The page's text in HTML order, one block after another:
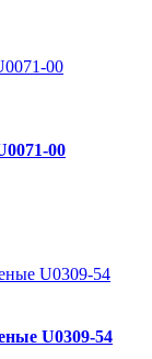
00
U0309-54